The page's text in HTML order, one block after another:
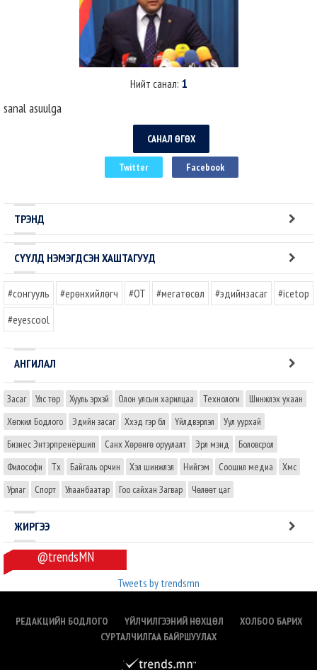
Нийт санал: 1
sanal asuulga
САНАЛ ӨГӨХ
Twitter Facebook
ТРЭНД
СҮҮЛД НЭМЭГДСЭН ХАШТАГУУД
#сонгууль #ерөнхийлөгч #OT #мегатөсөл #эдийнзасаг
#icetop
#eyescool
АНГИЛАЛ
Засаг Улс төр Хууль эрхзүй Олон улсын харилцаа Технологи
Шинжлэх ухаан
Хөгжил Бодлого
Эдийн засаг Хүүхэд гэр бүл Үйлдвэрлэл
Уул уурхай
Бизнес Энтэрпренёршип
Санхүү Хөрөнгө оруулалт Эрүүл мэнд
Боловсрол
Философи
Түүх Байгаль орчин Хэл шинжлэл Нийгэм Соошил медиа
Хүмүүс
Урлаг
Спорт Улаанбаатар Гоо сайхан Загвар Чөлөөт цаг
ЖИРГЭЭ
@trendsMN
Tweets by trendsmn
РЕДАКЦИЙН БОДЛОГО ҮЙЛЧИЛГЭЭНИЙ НӨХЦӨЛ
ХОЛБОО БАРИХ
СУРТАЛЧИЛГАА БАЙРШУУЛАХ